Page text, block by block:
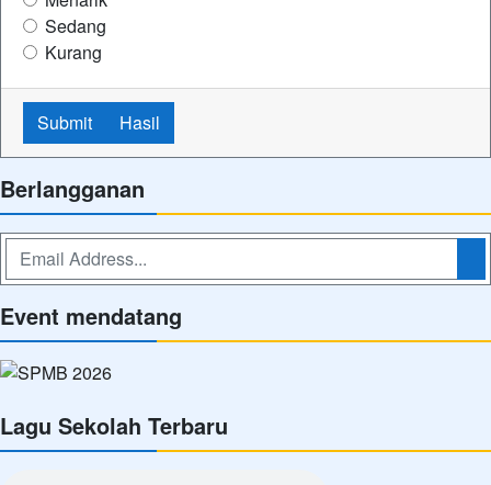
Sedang
Kurang
Submit Hasil
Berlangganan
Event mendatang
Lagu Sekolah Terbaru